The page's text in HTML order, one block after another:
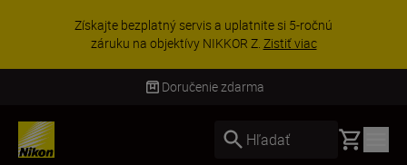
UŠETRI NA PRÍSLUŠENSTVE | Ušetrite 15 %
vybranom príslušenstve a doplňte si svoju
výbavu ešte dne...Nakupovať
Doručenie zdarma
Hľadať Basket